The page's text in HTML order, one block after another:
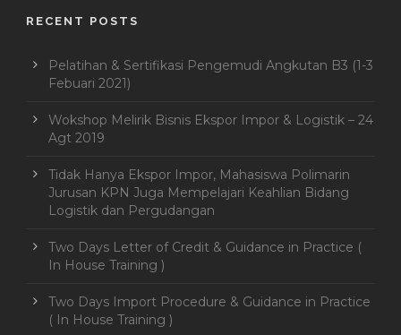
RECENT POSTS
Pelatihan & Sertifikasi Pengemudi Angkutan B3 (1-3
Febuari 2021)
Wokshop Melirik Bisnis Ekspor Impor & Logistik – 24
Agt 2019
Tidak Hanya Ekspor Impor, Mahasiswa Polimarin
Jurusan KPN Juga Mempelajari Keahlian Bidang
Logistik dan Pergudangan
Two Days Letter of Credit & Guidance in Practice (
In House Training )
Two Days Import Procedure & Guidance in Practice
( In House Training )